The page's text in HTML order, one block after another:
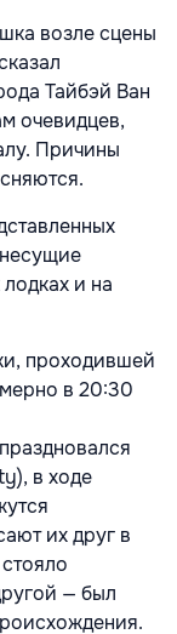
возле сцены
Тайбэй Ван
очевидцев,
Причины
и на
проходившей
в 20:30
в ходе
их друг в
— был